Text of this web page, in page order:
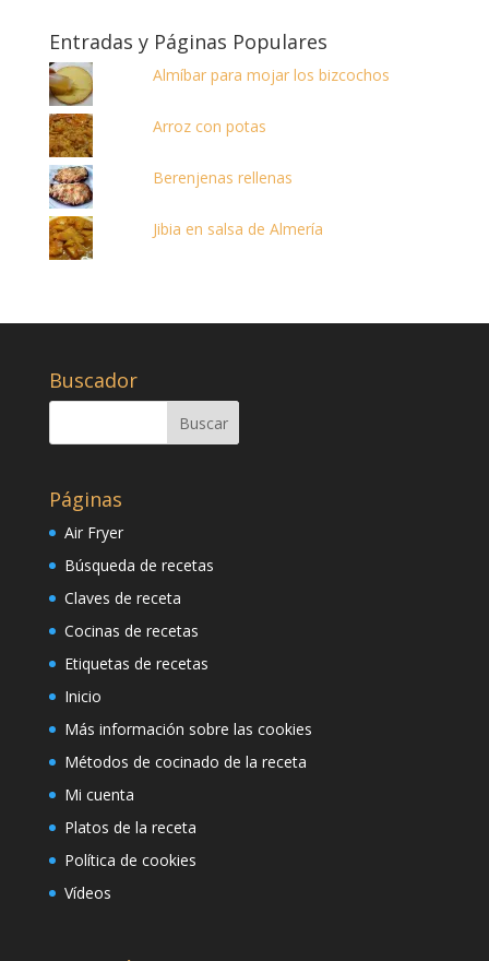
Entradas y Páginas Populares
Almíbar para mojar los bizcochos
Arroz con potas
Berenjenas rellenas
Jibia en salsa de Almería
Buscador
Páginas
Air Fryer
Búsqueda de recetas
Claves de receta
Cocinas de recetas
Etiquetas de recetas
Inicio
Más información sobre las cookies
Métodos de cocinado de la receta
Mi cuenta
Platos de la receta
Política de cookies
Vídeos